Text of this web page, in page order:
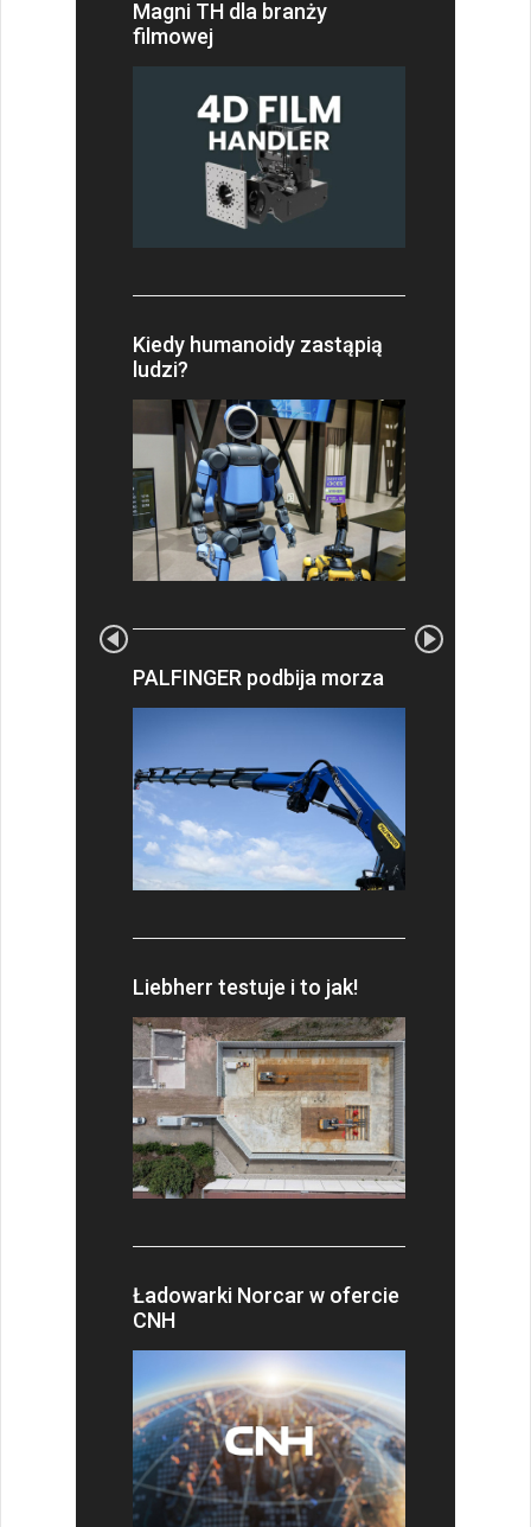
Magni TH dla branży
filmowej
Kiedy humanoidy zastąpią
ludzi?
PALFINGER podbija morza
Liebherr testuje i to jak!
Ładowarki Norcar w ofercie
CNH